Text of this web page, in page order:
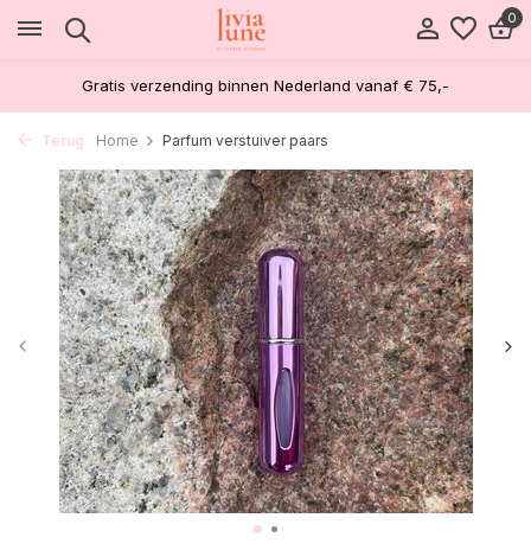
0
Gratis verzending binnen Nederland vanaf € 75,-
Terug Home Parfum verstuiver paars